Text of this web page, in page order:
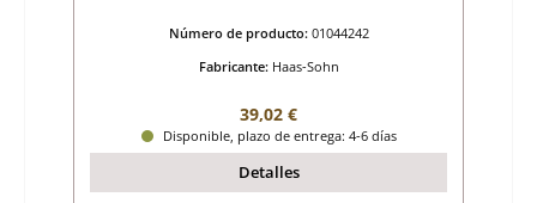
Número de producto: 01044242
Fabricante: Haas-Sohn
Precio normal:
39,02 €
Disponible, plazo de entrega: 4-6 días
Detalles